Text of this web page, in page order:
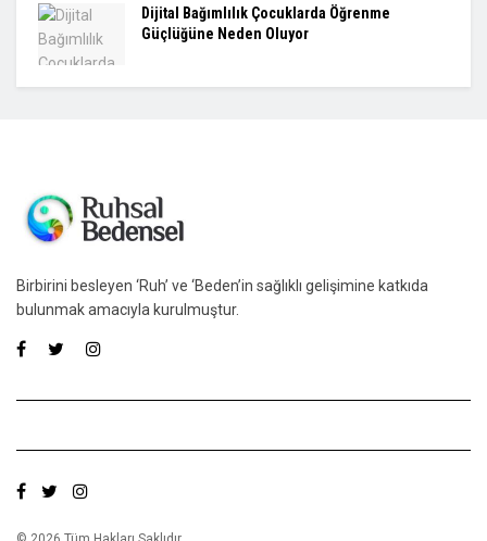
Dijital Bağımlılık Çocuklarda Öğrenme
Güçlüğüne Neden Oluyor
Birbirini besleyen ‘Ruh’ ve ‘Beden’in sağlıklı gelişimine katkıda
bulunmak amacıyla kurulmuştur.